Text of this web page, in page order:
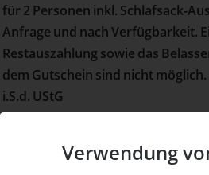
Verwendung
für 2 Personen inkl. Schlafsack-
Anfrage und nach Verfügbarkeit.
Restauszahlung sowie das
dem Gutschein sind nicht
i.S.d. UStG
Details zum Angebot